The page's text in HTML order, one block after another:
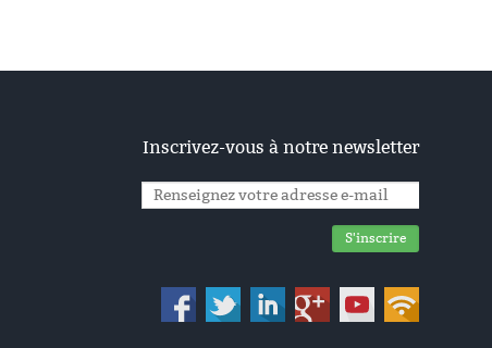
Inscrivez-vous à notre newsletter